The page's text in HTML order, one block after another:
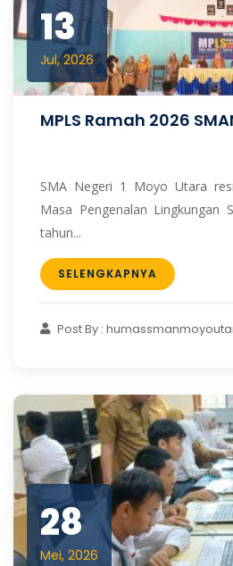
13
Jul, 2026
MPLS Ramah 2026
SMA Negeri 1 Moyo Utara
Masa Pengenalan Lingkungan
tahun...
SELENGKAPNYA
Post By :
28
Mei, 2026